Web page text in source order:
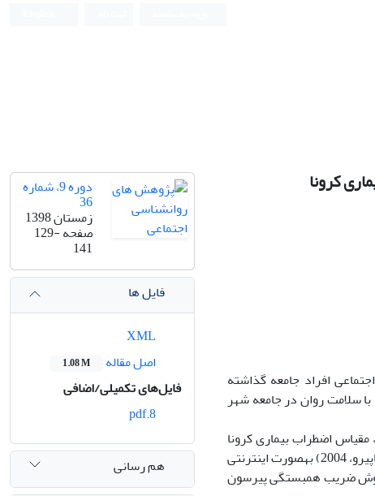
کرونا
افراد جامعه گذاشته
سلامت روان در جامعه شهر
روش: به این‏منظور نمونه‏ای شامل 618 زن و مرد بزرگسال توسط پرسشنامه GHQ-12، مقیاس اضطراب بیماری کرونا
(علیپور، 1398)، و همبستگی اجتماعی (بر اساس پرسشنامه بهزیستی اجتماعی کیز و شاپیرو، 2004) به‏صورت اینترنتی
روش ضریب همبستگی پیرسون
دوره 9، شماره
36
زمستان 1398
صفحه129-
141
فایل ها
اصل مقاله
1.08 M
فایل‌های تکمیلی/اضافی
هم رسانی